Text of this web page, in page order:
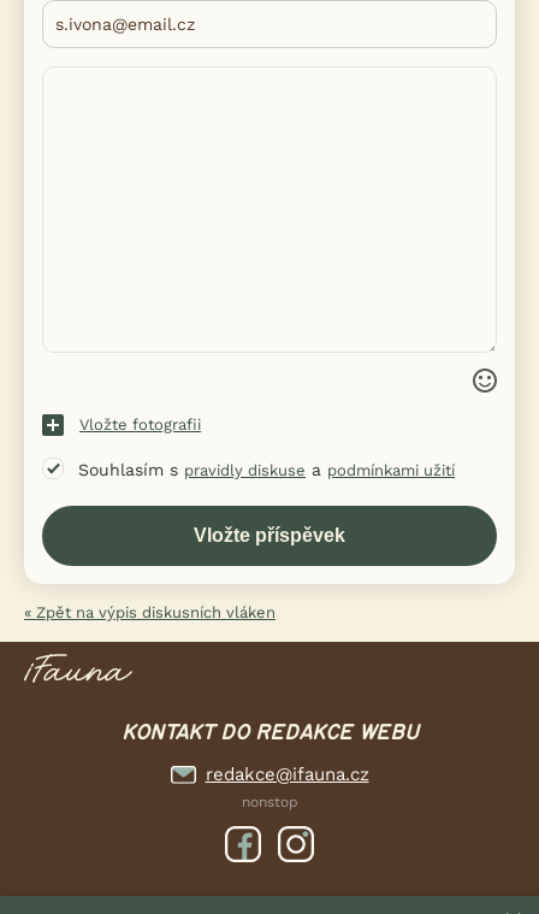
Vložte fotografii
Souhlasím s pravidly diskuse a podmínkami užití
« Zpět na výpis diskusních vláken
KONTAKT DO REDAKCE WEBU
redakce@ifauna.cz
nonstop